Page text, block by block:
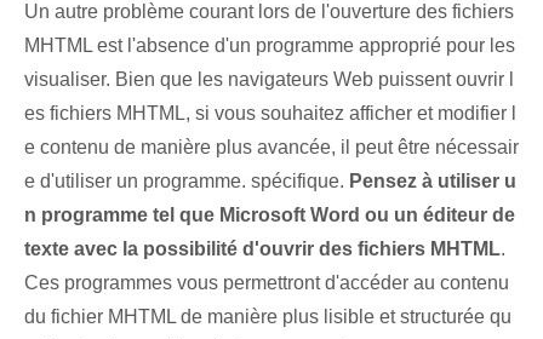
Un autre problème courant lors de l'ouverture des fichiers
MHTML est l'absence d'un programme approprié pour les
visualiser. Bien que les navigateurs Web puissent ouvrir l
es fichiers MHTML, si vous souhaitez afficher et modifier l
e contenu de manière plus avancée, il peut être nécessair
e d'utiliser un programme. spécifique. Pensez à utiliser u
n programme⁢ tel que Microsoft‍ Word ou un éditeur de
texte⁣ avec la possibilité d'ouvrir des fichiers MHTML.
Ces programmes vous permettront d'accéder au contenu
du fichier MHTML de manière plus lisible et structurée qu